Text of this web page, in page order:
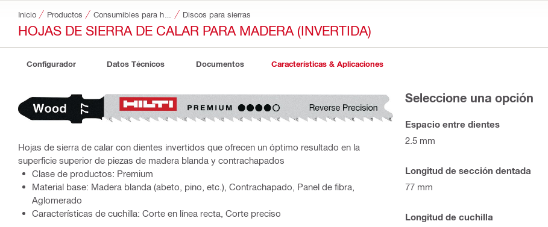
Inicio Productos Discos para sierras
HOJAS DE SIERRA DE CALAR PARA MADERA (INVERTIDA)
Configurador Datos Técnicos Documentos Características & Aplicaciones
Hojas de sierra de calar con dientes invertidos que ofrecen un óptimo resultado en la
superficie superior de piezas de madera blanda y contrachapados
Clase de productos: Premium
Material base: Madera blanda (abeto, pino, etc.), Contrachapado, Panel de fibra,
Aglomerado
Características de cuchilla: Corte en línea recta, Corte preciso
Seleccione una opción
Espacio entre dientes
2.5 mm
Longitud de sección dentada
77 mm
Longitud de cuchilla